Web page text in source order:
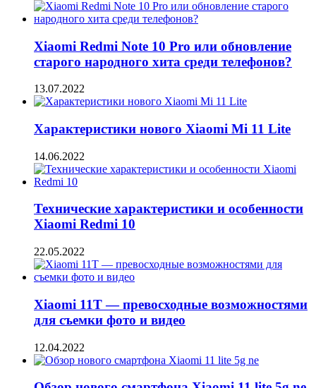
Xiaomi Redmi Note 10 Pro или обновление
старого народного хита среди телефонов?
13.07.2022
Характеристики нового Xiaomi Mi 11 Lite
14.06.2022
Технические характеристики и особенности
Xiaomi Redmi 10
22.05.2022
Xiaomi 11T — превосходные возможностями
для съемки фото и видео
12.04.2022